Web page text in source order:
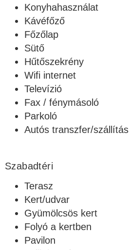
Konyhahasználat
Kávéfőző
Főzőlap
Sütő
Hűtőszekrény
Wifi internet
Televízió
Fax / fénymásoló
Parkoló
Autós transzfer/szállítás
Szabadtéri
Terasz
Kert/udvar
Gyümölcsös kert
Folyó a kertben
Pavilon